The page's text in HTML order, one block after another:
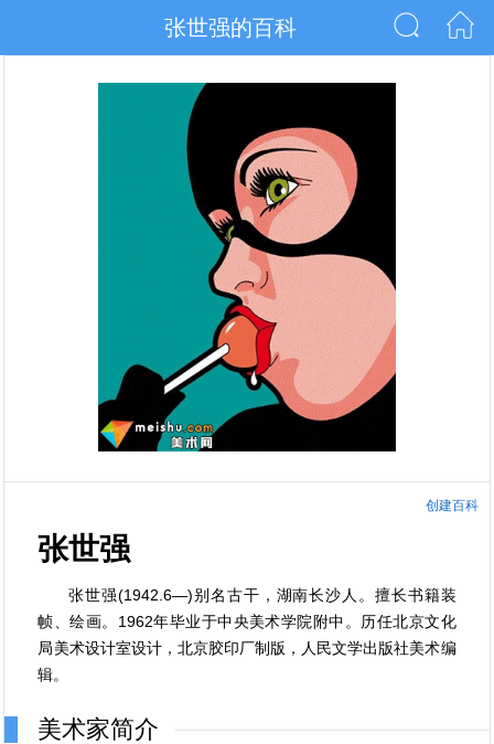
张世强的百科
创建百科
张世强
张世强(1942.6—)别名古干，湖南长沙人。擅长书籍装
帧、绘画。1962年毕业于中央美术学院附中。历任北京文化
局美术设计室设计，北京胶印厂制版，人民文学出版社美术编
辑。
美术家简介